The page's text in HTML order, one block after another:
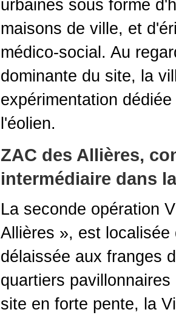
urbaines sous forme
maisons de ville, et
médico-social. Au
dominante du site, la
expérimentation
l'éolien.
ZAC des Allières,
intermédiaire dans
La seconde opération
Allières », est
délaissée aux franges
quartiers
site en forte pente, la